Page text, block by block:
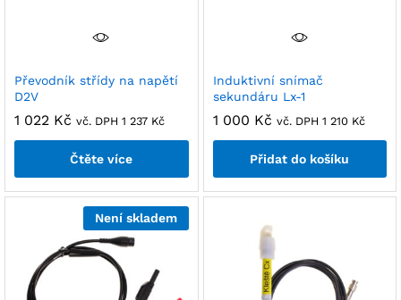
Převodník střídy na napětí
D2V
1 022 Kč vč. DPH 1 237 Kč
Čtěte více
Induktivní snímač
sekundáru Lx-1
1 000 Kč vč. DPH 1 210 Kč
Přidat do košíku
Není skladem